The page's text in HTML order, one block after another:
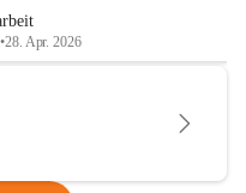
•28. Apr. 2026